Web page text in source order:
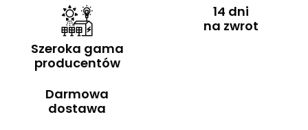
Szeroka gama
producentów
14 dni
na zwrot
Darmowa
dostawa